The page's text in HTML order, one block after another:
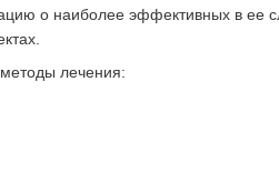
о наиболее эффективных в ее
лечения: